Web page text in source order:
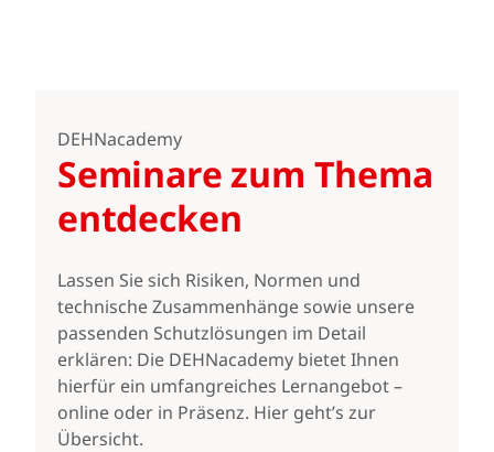
DEHNacademy
Seminare zum Thema
entdecken
Lassen Sie sich Risiken, Normen und
technische Zusammenhänge sowie unsere
passenden Schutzlösungen im Detail
erklären: Die DEHNacademy bietet Ihnen
hierfür ein umfangreiches Lernangebot –
online oder in Präsenz. Hier geht’s zur
Übersicht.